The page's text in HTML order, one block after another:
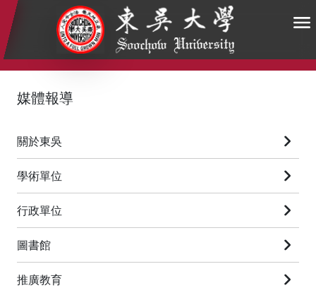
:::
媒體報導
關於東吳
學術單位
行政單位
圖書館
推廣教育